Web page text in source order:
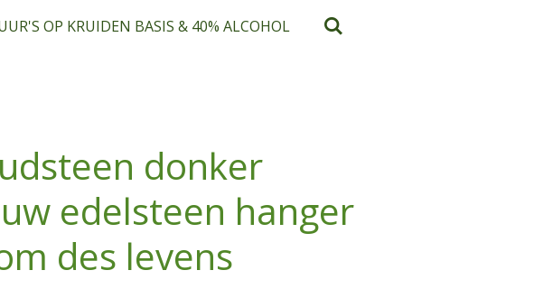
OP KRUIDEN BASIS & 40% ALCOHOL
donker
edelsteen hanger
des levens